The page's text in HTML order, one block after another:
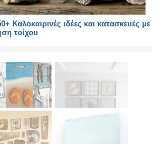
Καλοκαιρινές ιδέες και κατασκευές με
τοίχου